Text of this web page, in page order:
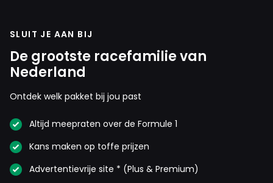
SLUIT JE AAN BIJ
De grootste racefamilie van
Nederland
Ontdek welk pakket bij jou past
Altijd meepraten over de Formule 1
Kans maken op toffe prijzen
Advertentievrije site * (Plus & Premium)